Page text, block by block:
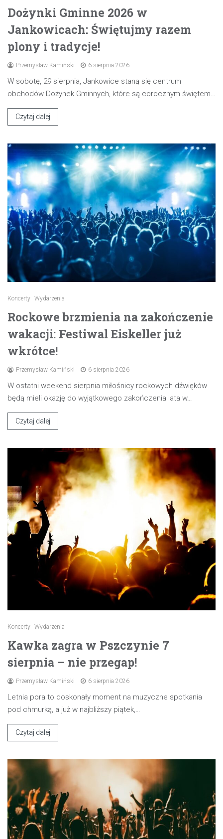
Dożynki Gminne 2026 w
Jankowicach: Świętujmy razem
plony i tradycje!
Przemysław Kamiński 6 sierpnia 2026
W sobotę, 29 sierpnia, Jankowice staną się centrum
obchodów Dożynek Gminnych, które są corocznym świętem…
Czytaj dalej
Koncerty Wydarzenia
Rockowe brzmienia na zakończenie
wakacji: Festiwal Eiskeller już
wkrótce!
Przemysław Kamiński 6 sierpnia 2026
W ostatni weekend sierpnia miłośnicy rockowych dźwięków
będą mieli okazję do wyjątkowego zakończenia lata w…
Czytaj dalej
Koncerty Wydarzenia
Kawka zagra w Pszczynie 7
sierpnia – nie przegap!
Przemysław Kamiński 6 sierpnia 2026
Letnia pora to doskonały moment na muzyczne spotkania
pod chmurką, a już w najbliższy piątek,…
Czytaj dalej